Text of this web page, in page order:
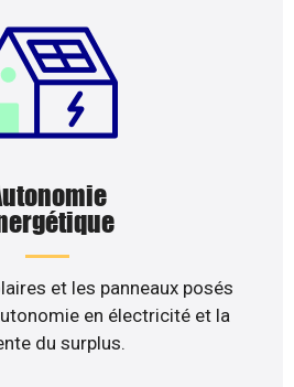
et les panneaux posés
en électricité et la
du surplus.